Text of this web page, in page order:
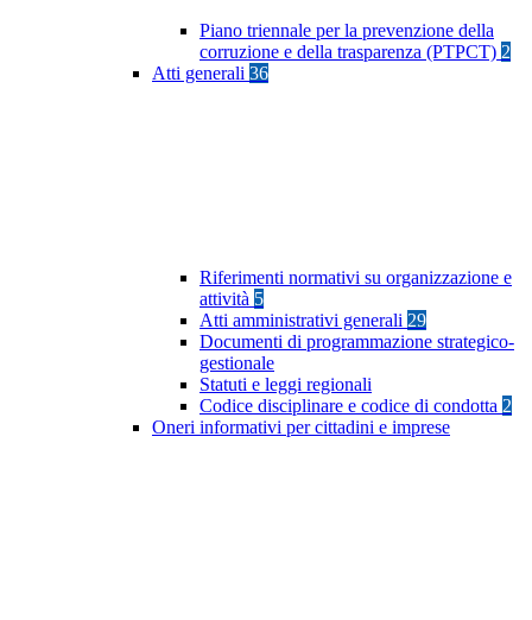
Piano triennale per la prevenzione della
corruzione e della trasparenza (PTPCT) 2
Atti generali 36
Riferimenti normativi su organizzazione e
attività 5
Atti amministrativi generali 29
Documenti di programmazione strategico-
gestionale
Statuti e leggi regionali
Codice disciplinare e codice di condotta 2
Oneri informativi per cittadini e imprese